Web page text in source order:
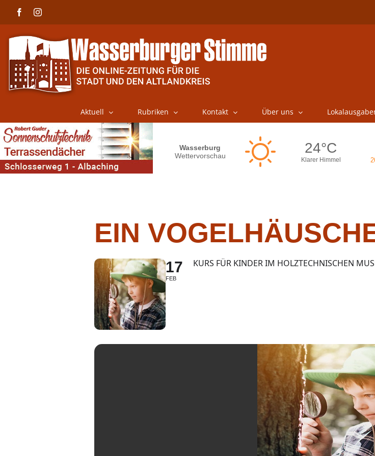
FacebookInstagram
Aktuell Rubriken Kontakt Über uns
EIN
17
FEB
KURS FÜR KINDER IM HOLZTECHNISCHEN